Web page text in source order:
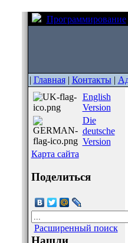
Программирование
| Главная| Контакты|
English
Version
Die
deutsche
Version
Карта сайта
Поделиться
Расширенный поиск
Нашли